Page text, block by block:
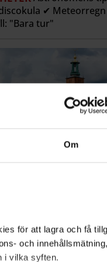
Om
för att lagra och få
och innehållsmätning,
i vilka syften.
✔
"Bara tur"
kandidat hoppar
av inlägg
✔
ser själv allvarligt på